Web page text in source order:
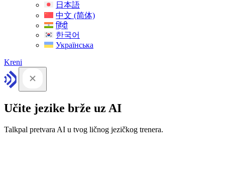
日本語
中文 (简体)
हिंदी
한국어
Українська
Kreni
Učite jezike brže uz AI
Talkpal pretvara AI u tvog ličnog jezičkog trenera.